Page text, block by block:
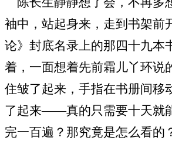
袖中，站起身来，走到书架前
论》封底名录上的那四十九本
着，一面想着先前霜儿丫环说
住皱了起来，手指在书册间移
了起来——真的只需要十天就
完一百遍？那究竟是怎么看的